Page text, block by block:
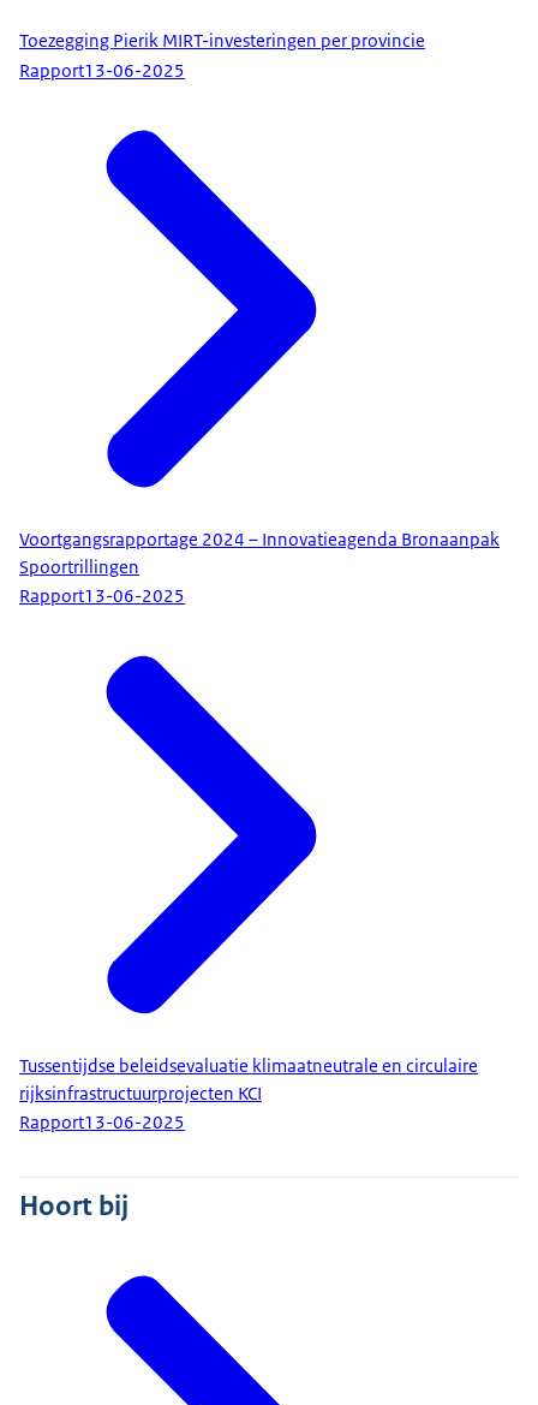
Toezegging Pierik MIRT-investeringen per provincie
Rapport13-06-2025
Voortgangsrapportage 2024 – Innovatieagenda Bronaanpak
Spoortrillingen
Rapport13-06-2025
Tussentijdse beleidsevaluatie klimaatneutrale en circulaire
rijksinfrastructuurprojecten KCI
Rapport13-06-2025
Hoort bij